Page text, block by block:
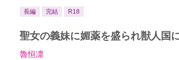
長編 完結 R18
聖女の義妹に媚薬を盛られ獣人国
魯恒凛